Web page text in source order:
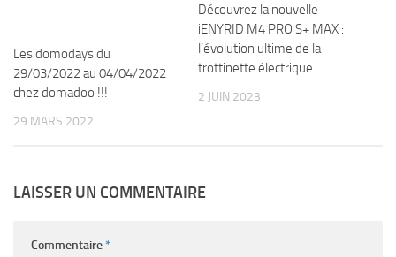
Les domodays du
29/03/2022 au 04/04/2022
chez domadoo !!!
29 MARS 2022
Découvrez la nouvelle
iENYRID M4 PRO S+ MAX :
l’évolution ultime de la
trottinette électrique
2 JUIN 2023
LAISSER UN COMMENTAIRE
Commentaire*